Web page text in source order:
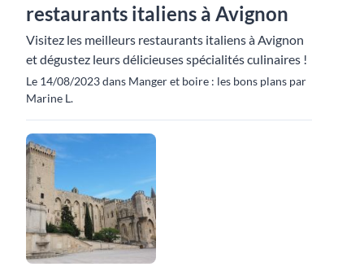
restaurants italiens à Avignon
Visitez les meilleurs restaurants italiens à Avignon
et dégustez leurs délicieuses spécialités culinaires !
Le 14/08/2023 dans Manger et boire : les bons plans par
Marine L.